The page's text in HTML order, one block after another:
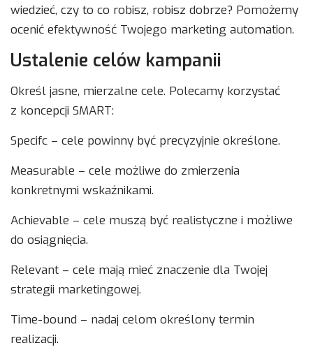
wiedzieć, czy to co robisz, robisz dobrze? Pomożemy
ocenić efektywność Twojego marketing automation.
Ustalenie celów kampanii
Określ jasne, mierzalne cele. Polecamy korzystać
z koncepcji SMART:
Specifc – cele powinny być precyzyjnie określone.
Measurable – cele możliwe do zmierzenia
konkretnymi wskaźnikami.
Achievable – cele muszą być realistyczne i możliwe
do osiągnięcia.
Relevant – cele mają mieć znaczenie dla Twojej
strategii marketingowej.
Time-bound – nadaj celom określony termin
realizacji.